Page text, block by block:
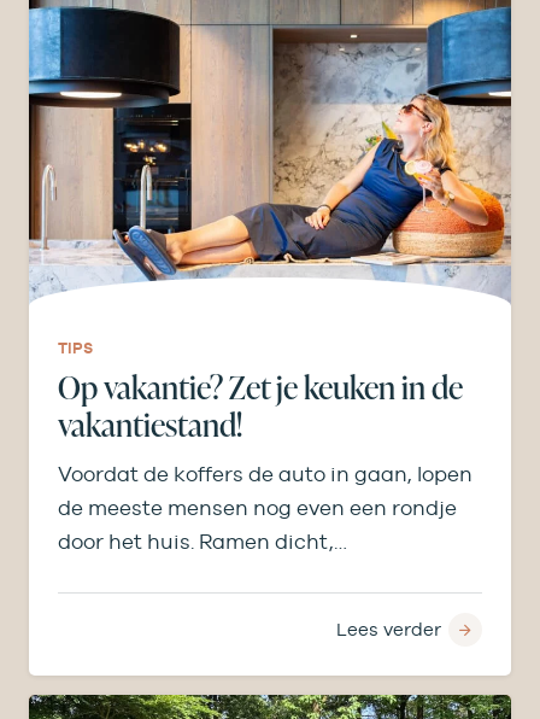
TIPS
Op vakantie? Zet je keuken in de
vakantiestand!
Voordat de koffers de auto in gaan, lopen
de meeste mensen nog even een rondje
door het huis. Ramen dicht,…
Lees verder